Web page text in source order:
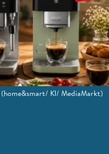
(home&smart/ KI/ MediaMarkt)